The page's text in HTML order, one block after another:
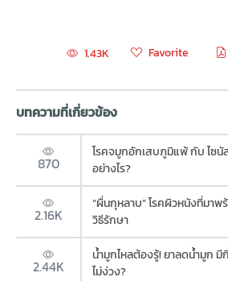
1.43K Favorite
บทความที่เกี่ยวข้อง
870
โรคจมูกอักเสบภูมิแพ้ กับ ไซ
อย่างไร?
2.16K
“ผื่นกุหลาบ” โรคผิวหนังที่มาพ
วิธีรักษา
2.44K
น้ำมูกไหลต้องรู้! ยาลดน้ำมูก
ไม่ง่วง?